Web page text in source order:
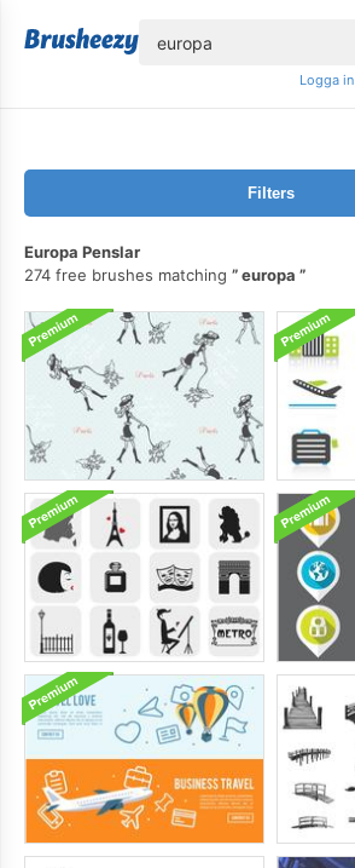
Logga in
Filters
Europa Penslar
274 free brushes matching
europa